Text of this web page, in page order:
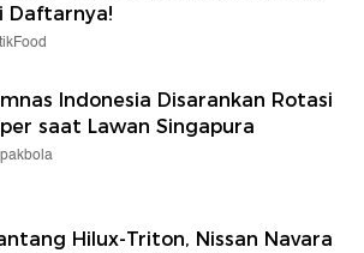
Daftarnya!
Indonesia Disarankan Rotasi
saat Lawan Singapura
Hilux-Triton, Nissan Navara